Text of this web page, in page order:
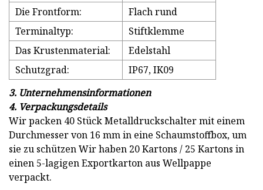
Die Frontform:
Flach rund
Terminaltyp:
Stiftklemme
Das Krustenmaterial:
Edelstahl
Schutzgrad:
IP67, IK09
3. Unternehmensinformationen
4. Verpackungsdetails
Wir packen 40 Stück Metalldruckschalter mit einem
Durchmesser von 16 mm in eine Schaumstoffbox, um
sie zu schützen Wir haben 20 Kartons / 25 Kartons in
einen 5-lagigen Exportkarton aus Wellpappe
verpackt.